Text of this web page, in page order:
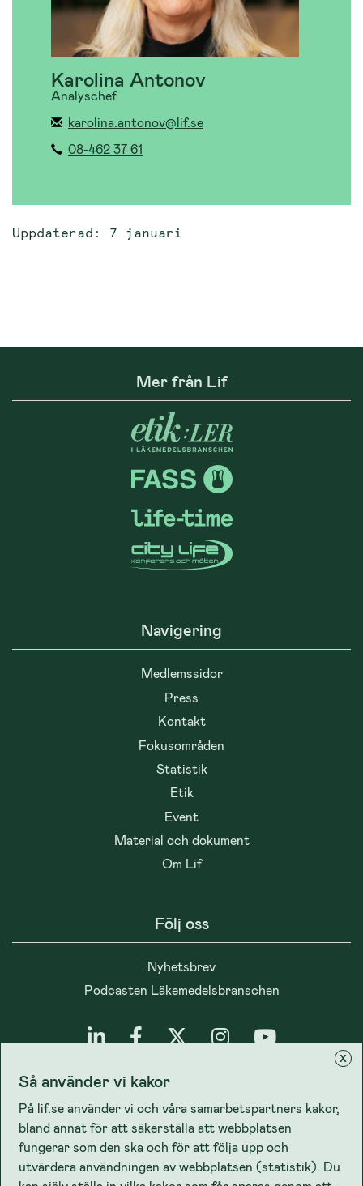
x
Så använder vi kakor
På lif.se använder vi och våra samarbetspartners kakor,
bland annat för att säkerställa att webbplatsen
fungerar som den ska och för att följa upp och
utvärdera användningen av webbplatsen (statistik). Du
Karolina Antonov
Analyschef
karolina.antonov@lif.se
08-462 37 61
Uppdaterad: 7 januari
Mer från Lif
Navigering
Medlemssidor
Press
Kontakt
Fokusområden
Statistik
Etik
Event
Material och dokument
Om Lif
Följ oss
Nyhetsbrev
Podcasten Läkemedelsbranschen
Cookiepolicy
Lifs dataskyddspolicy